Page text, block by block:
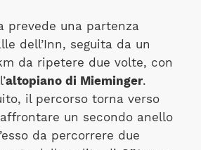
prevede una partenza
dell’Inn, seguita da un
da ripetere due volte, con
altopiano di Mieminger.
il percorso torna verso
un secondo anello
da percorrere due